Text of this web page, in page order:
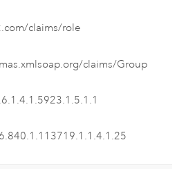
claims/role
claims/Group